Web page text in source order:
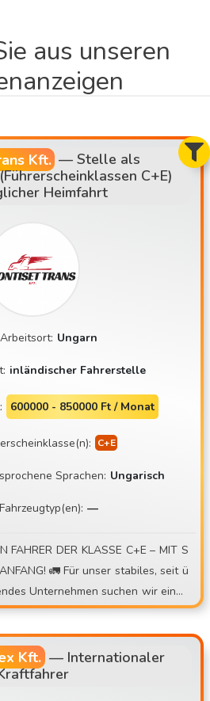
aus unseren
Kft. — Stelle als
C+E)
Heimfahrt
Arbeitsort: Ungarn
inländischer Fahrerstelle
600000 - 850000 Ft / Monat
Sprachen: Ungarisch
Fahrzeugtyp(en): —
stabiles, seit ü
Tagespausc
Kft.— Internationaler